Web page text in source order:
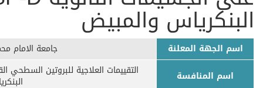
البنكرياس والمبيض
اسم الجهة المعلنة
جامعة الامام
اسم المنافسة